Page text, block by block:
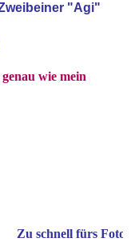
"Agi"
wie mein
Zu schnell fürs Foto